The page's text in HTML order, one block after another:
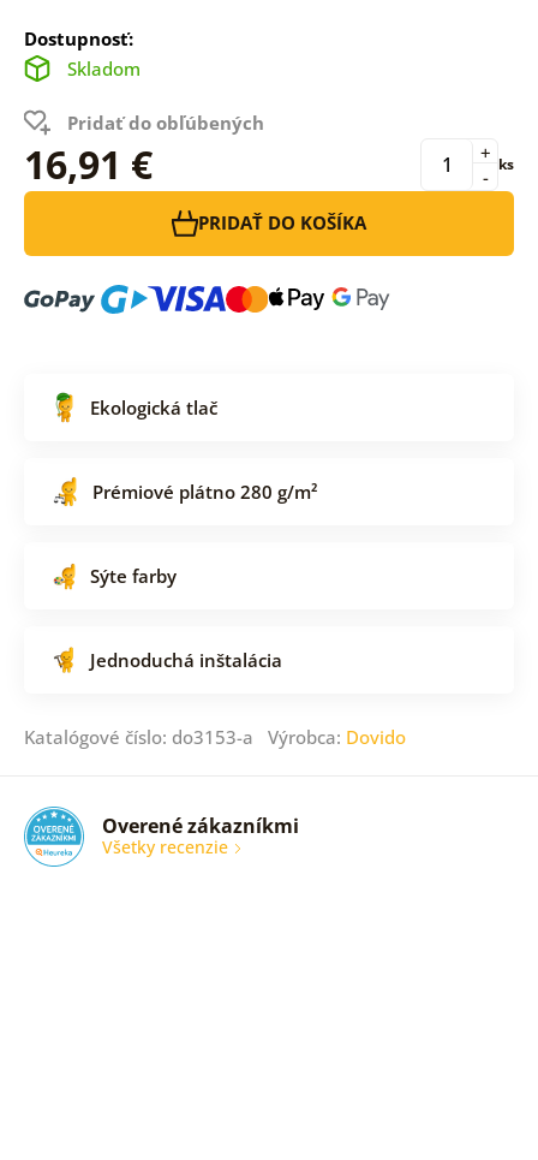
Dostupnosť:
Skladom
Pridať do obľúbených
16,91 € -
+ ks
PRIDAŤ DO KOŠÍKA
Ekologická tlač
Prémiové plátno 280 g/m²
Sýte farby
Jednoduchá inštalácia
Katalógové číslo: do3153-a Výrobca: Dovido
Overené zákazníkmi
Všetky recenzie